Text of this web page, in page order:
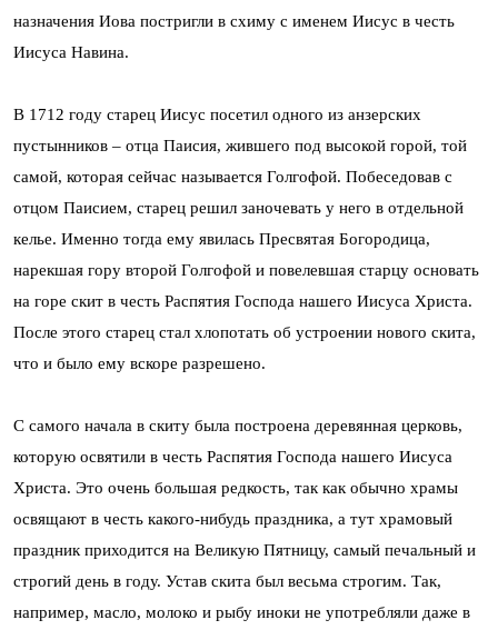
назначения Иова постригли в схиму с именем Иисус в честь
Иисуса Навина.
В 1712 году старец Иисус посетил одного из анзерских
пустынников – отца Паисия, жившего под высокой горой, той
самой, которая сейчас называется Голгофой. Побеседовав с
отцом Паисием, старец решил заночевать у него в отдельной
келье. Именно тогда ему явилась Пресвятая Богородица,
нарекшая гору второй Голгофой и повелевшая старцу основать
на горе скит в честь Распятия Господа нашего Иисуса Христа.
После этого старец стал хлопотать об устроении нового скита,
что и было ему вскоре разрешено.
С самого начала в скиту была построена деревянная церковь,
которую освятили в честь Распятия Господа нашего Иисуса
Христа. Это очень большая редкость, так как обычно храмы
освящают в честь какого-нибудь праздника, а тут храмовый
праздник приходится на Великую Пятницу, самый печальный и
строгий день в году. Устав скита был весьма строгим. Так,
например, масло, молоко и рыбу иноки не употребляли даже в